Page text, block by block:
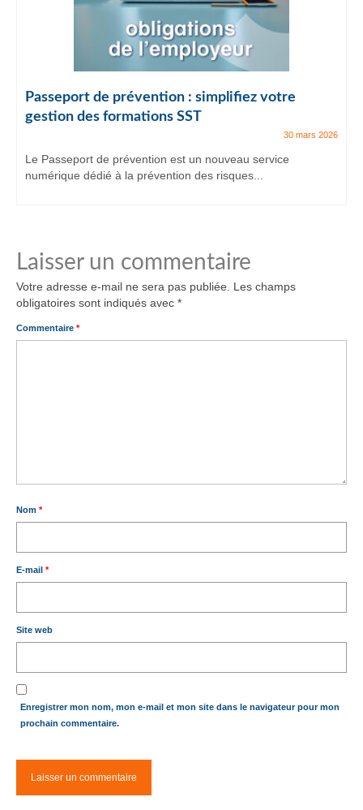
Passeport de prévention : simplifiez votre
gestion des formations SST
30 mars 2026
Le Passeport de prévention est un nouveau service
numérique dédié à la prévention des risques...
Laisser un commentaire
Votre adresse e-mail ne sera pas publiée. Les champs
obligatoires sont indiqués avec *
Commentaire *
Nom *
E-mail *
Site web
Enregistrer mon nom, mon e-mail et mon site dans le navigateur pour mon
prochain commentaire.